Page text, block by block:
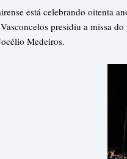
está celebrando oitenta
presidiu a missa
Medeiros.